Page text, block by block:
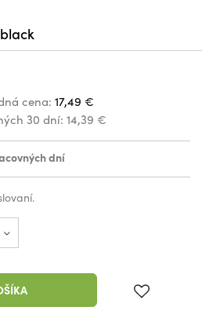
cena: 17,49 €
30 dní: 14,39 €
dní